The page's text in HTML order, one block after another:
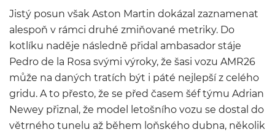
Jistý posun však Aston Martin dokázal zaznamenat
alespoň v rámci druhé zmiňované metriky. Do
kotlíku naděje následně přidal ambasador stáje
Pedro de la Rosa svými výroky, že šasi vozu AMR26
může na daných tratích být i páté nejlepší z celého
gridu. A to přesto, že se před časem šéf týmu Adrian
Newey přiznal, že model letošního vozu se dostal do
větrného tunelu až během loňského dubna, několik